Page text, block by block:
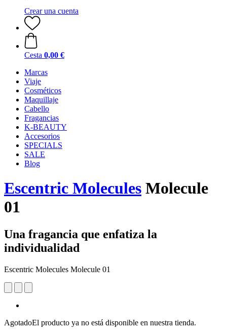
Crear una cuenta
Cesta 0,00 €
Marcas
Viaje
Cosméticos
Maquillaje
Cabello
Fragancias
K-BEAUTY
Accesorios
SPECIALS
SALE
Blog
Escentric Molecules Molecule
01
Una fragancia que enfatiza la
individualidad
Escentric Molecules Molecule 01
AgotadoEl producto ya no está disponible en nuestra tienda.